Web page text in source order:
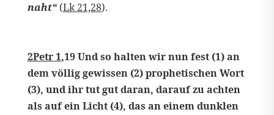
naht“(Lk 21,28).
2Petr 1,19 Und so halten wir nun fest (1) an
dem völlig gewissen (2) prophetischen Wort
(3), und ihr tut gut daran, darauf zu achten
als auf ein Licht (4), das an einem dunklen